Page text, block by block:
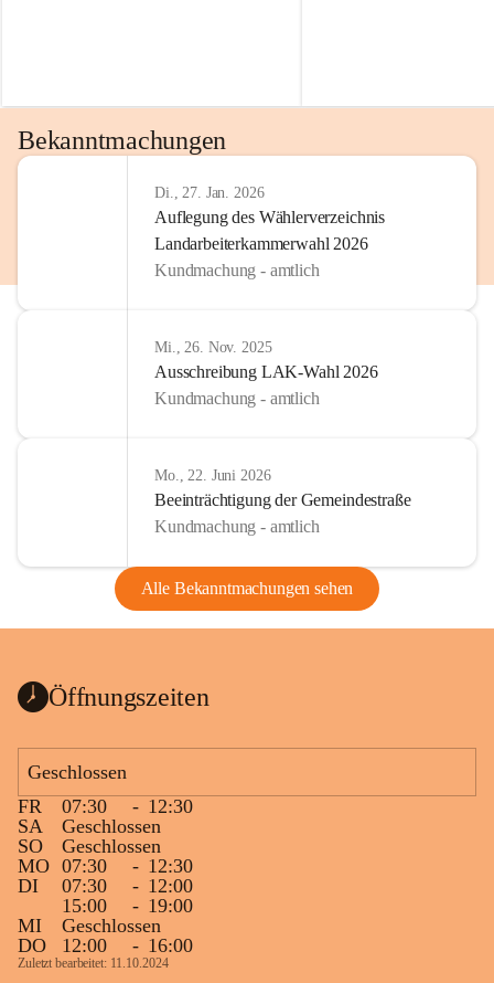
Bekanntmachungen
Di., 27. Jan. 2026
Auflegung des Wählerverzeichnis
Landarbeiterkammerwahl 2026
Kundmachung - amtlich
Mi., 26. Nov. 2025
Ausschreibung LAK-Wahl 2026
Kundmachung - amtlich
Mo., 22. Juni 2026
Beeinträchtigung der Gemeindestraße
Kundmachung - amtlich
Alle Bekanntmachungen sehen
Öffnungszeiten
Geschlossen
FR
07:30 - 12:30
SA
Geschlossen
SO
Geschlossen
MO 07:30 - 12:30
DI
07:30 - 12:00
15:00
- 19:00
MI
Geschlossen
DO
12:00 - 16:00
Zuletzt bearbeitet: 11.10.2024